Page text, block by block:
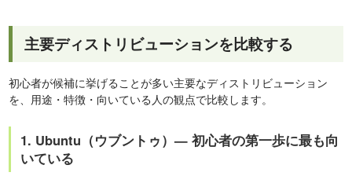
主要ディストリビューションを比較する
初心者が候補に挙げることが多い主要なディストリビューション
を、用途・特徴・向いている人の観点で比較します。
1. Ubuntu（ウブントゥ）— 初心者の第一歩に最も向
いている